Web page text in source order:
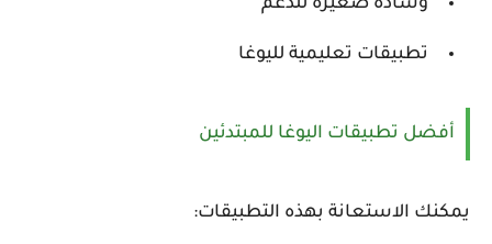
وسادة صغيرة للدعم
تطبيقات تعليمية لليوغا
أفضل تطبيقات اليوغا للمبتدئين
يمكنك الاستعانة بهذه التطبيقات: